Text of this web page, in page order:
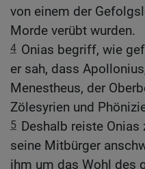
von einem der
Morde verübt wurden.
4 Onias begriff, wie
er sah, dass
Menestheus, der
Zölesyrien und
5 Deshalb reiste
seine Mitbürger
ihm um das Wohl des